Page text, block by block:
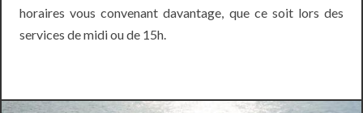
horaires vous convenant davantage, que ce soit lors des
services de midi ou de 15h.